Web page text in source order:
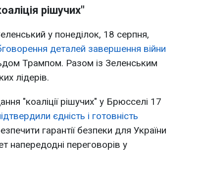
рішучих"
у понеділок, 18 серпня,
деталей завершення війни
Трампом. Разом із Зеленським
лідерів.
"коаліції рішучих" у Брюсселі 17
єдність і готовність
гарантії безпеки для України
напередодні переговорів у